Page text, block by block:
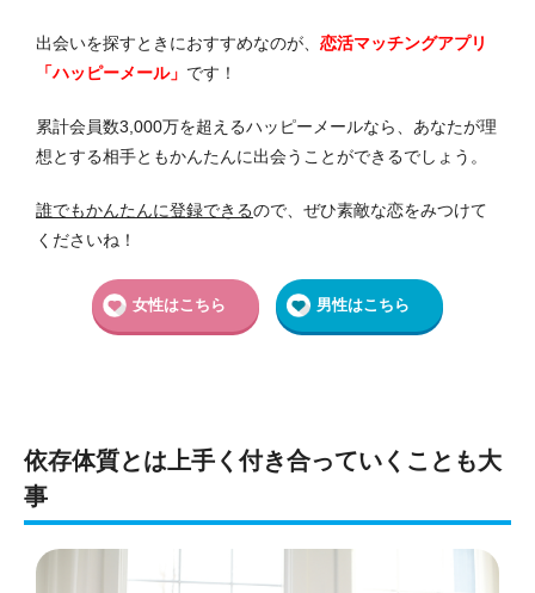
出会いを探すときにおすすめなのが、 恋活マッチングアプリ
「ハッピーメール」 です！
累計会員数3,000万を超えるハッピーメールなら、あなたが理
想とする相手ともかんたんに出会うことができるでしょう。
誰でもかんたんに登録できるので、ぜひ素敵な恋をみつけて
くださいね！
女性はこちら 男性はこちら
依存体質とは上手く付き合っていくことも大
事